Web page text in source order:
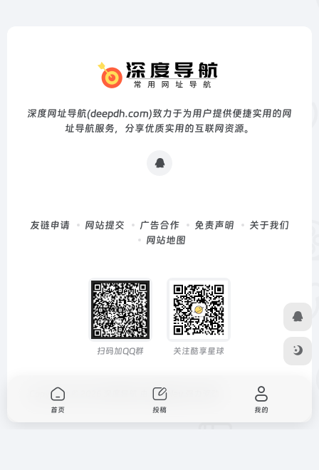
深度网址导航(deepdh.com)致力于为用户提供便捷实用的网
址导航服务，分享优质实用的互联网资源。
友链申请 网站提交 广告合作 免责声明
关于我们
网站地图
扫码加QQ群 关注酷享星球
Copyright © 2026 OneNav
首页 投稿 我的